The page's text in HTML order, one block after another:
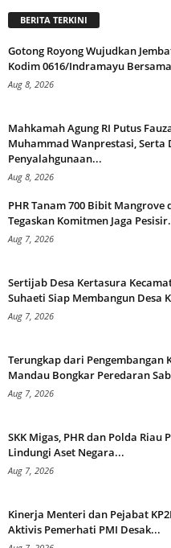
BERITA TERKINI
Gotong Royong Wujudkan
Kodim 0616/Indramayu
Aug 8, 2026
Mahkamah Agung RI Putus
Muhammad Wanprestasi, Serta
Penyalahgunaan...
Aug 8, 2026
PHR Tanam 700 Bibit Mangrove
Tegaskan Komitmen Jaga
Aug 7, 2026
Sertijab Desa Kertasura
Suhaeti Siap Membangun Desa
Aug 7, 2026
Terungkap dari Pengembangan
Mandau Bongkar Peredaran
Aug 7, 2026
SKK Migas, PHR dan Polda Riau
Lindungi Aset Negara...
Aug 7, 2026
Kinerja Menteri dan Pejabat
Aktivis Pemerhati PMI Desak...